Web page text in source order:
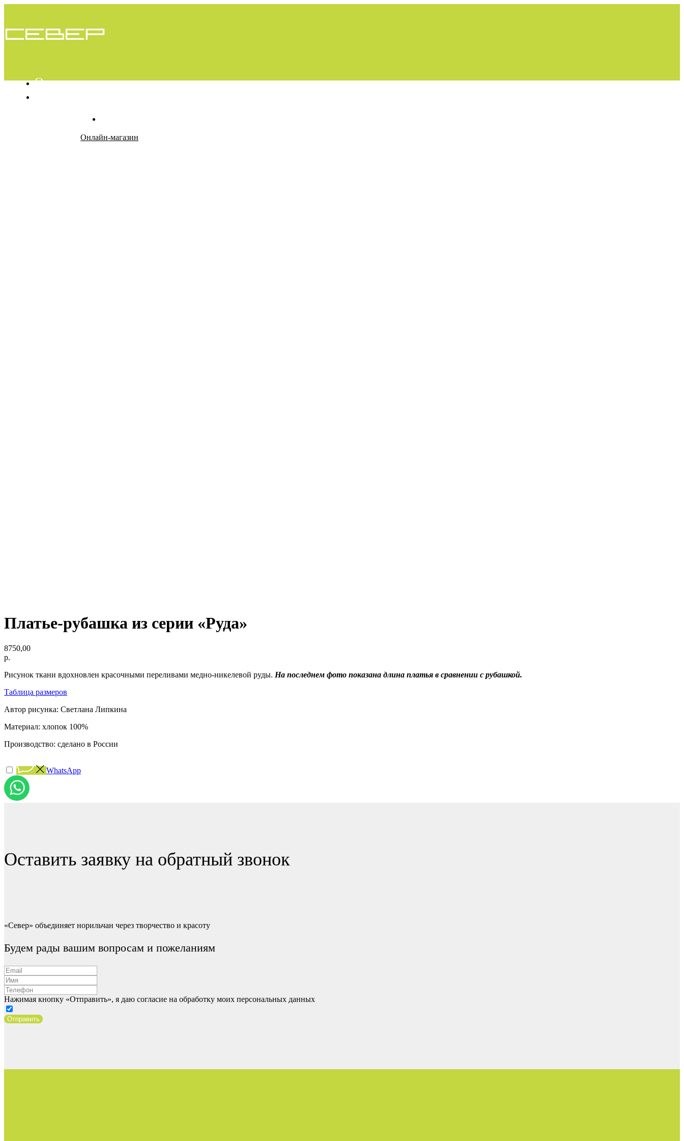
О проекте
Онлайн-магазин
Платье-рубашка из серии «Руда»
8750,00
р.
Рисунок ткани вдохновлен красочными переливами медно-никелевой руды. На последнем фото показана длина платья в сравнении с рубашкой.
Таблица размеров
Автор рисунка: Светлана Липкина
Материал: хлопок 100%
Производство: сделано в России
WhatsApp
Оставить заявку на обратный звонок
«Север» объединяет норильчан через творчество и красоту
Будем рады вашим вопросам и пожеланиям
Нажимая кнопку «Отправить», я даю согласие на обработку моих персональных данных
Отправить